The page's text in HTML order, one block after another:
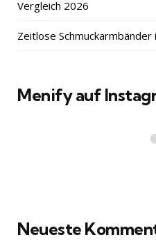
Vergleich 2026
Zeitlose
Menify auf
Neueste